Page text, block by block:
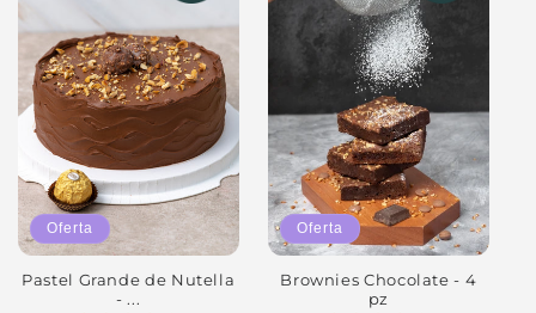
Oferta
Pastel Grande de Nutella
- ...
Oferta
Brownies Chocolate - 4
pz